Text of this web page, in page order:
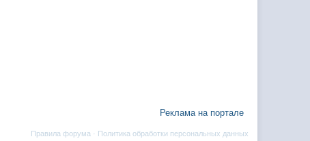
Реклама на портале
Политика обработки персональных данных
Правила форума ·